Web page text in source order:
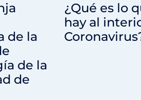
de la
de la
de
¿Qué es lo
hay al